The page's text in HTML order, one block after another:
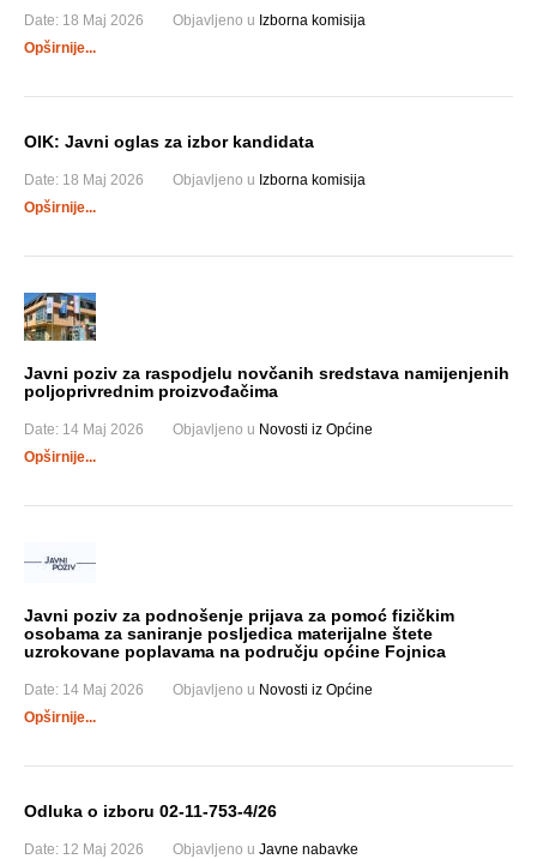
Date: 18 Maj 2026 Objavljeno u Izborna komisija
Opširnije...
OIK: Javni oglas za izbor kandidata
Date: 18 Maj 2026 Objavljeno u Izborna komisija
Opširnije...
Javni poziv za raspodjelu novčanih sredstava namijenjenih
poljoprivrednim proizvođačima
Date: 14 Maj 2026 Objavljeno u Novosti iz Općine
Opširnije...
Javni poziv za podnošenje prijava za pomoć fizičkim
osobama za saniranje posljedica materijalne štete
uzrokovane poplavama na području općine Fojnica
Date: 14 Maj 2026 Objavljeno u Novosti iz Općine
Opširnije...
Odluka o izboru 02-11-753-4/26
Date: 12 Maj 2026 Objavljeno u Javne nabavke